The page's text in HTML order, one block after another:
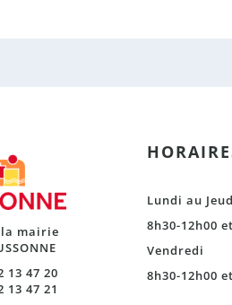
la mairie
13 47 20
13 47 21
Lundi au
8h30-12h00
Vendredi
8h30-12h00